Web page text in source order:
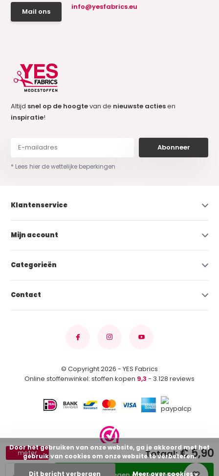
meter Totaal:€ 5,90
Mail ons
info@yesfabrics.eu
Altijd snel op de hoogtevan de nieuwste actiesen
inspiratie!
Abonneer
* Lees hier de wettelijke beperkingen
Klantenservice
Mijn account
Categorieën
Contact
© Copyright 2026 - YES Fabrics
Online stoffenwinkel: stoffen kopen 9,3 - 3.128 reviews
Door het gebruiken van onze website, ga je akkoord met het
gebruik van cookies om onze website te verbeteren.
Dit bericht verbergen Meer over cookies »